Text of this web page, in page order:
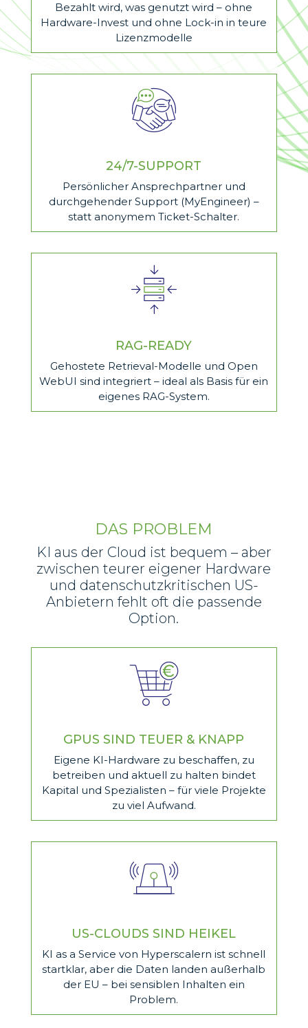
Bezahlt wird, was genutzt wird – ohne
Hardware-Invest und ohne Lock-in in teure
Lizenzmodelle
24/7-SUPPORT
Persönlicher Ansprechpartner und
durchgehender Support (MyEngineer) –
statt anonymem Ticket-Schalter.
RAG-READY
Gehostete Retrieval-Modelle und Open
WebUI sind integriert – ideal als Basis für ein
eigenes RAG-System.
DAS PROBLEM
KI aus der Cloud ist bequem – aber
zwischen teurer eigener Hardware
und datenschutzkritischen US-
Anbietern fehlt oft die passende
Option.
GPUS SIND TEUER & KNAPP
Eigene KI-Hardware zu beschaffen, zu
betreiben und aktuell zu halten bindet
Kapital und Spezialisten – für viele Projekte
zu viel Aufwand.
US-CLOUDS SIND HEIKEL
KI as a Service von Hyperscalern ist schnell
startklar, aber die Daten landen außerhalb
der EU – bei sensiblen Inhalten ein
Problem.